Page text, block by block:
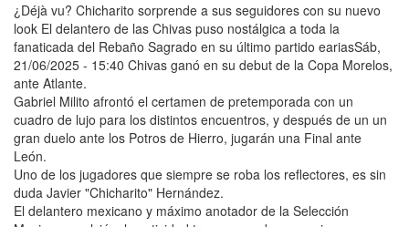
¿Déjà vu? Chicharito sorprende a sus seguidores con su nuevo
look El delantero de las Chivas puso nostálgica a toda la
fanaticada del Rebaño Sagrado en su último partido eariasSáb,
21/06/2025 - 15:40 Chivas ganó en su debut de la Copa Morelos,
ante Atlante.
Gabriel Milito afrontó el certamen de pretemporada con un
cuadro de lujo para los distintos encuentros, y después de un un
gran duelo ante los Potros de Hierro, jugarán una Final ante
León.
Uno de los jugadores que siempre se roba los reflectores, es sin
duda Javier "Chicharito" Hernández.
El delantero mexicano y máximo anotador de la Selección